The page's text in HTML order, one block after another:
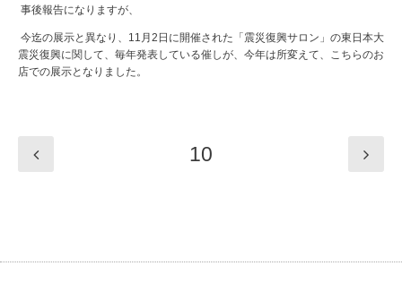
事後報告になりますが、
今迄の展示と異なり、11月2日に開催された「震災復興サロン」の東日本大
震災復興に関して、毎年発表している催しが、今年は所変えて、こちらのお
店での展示となりました。
10